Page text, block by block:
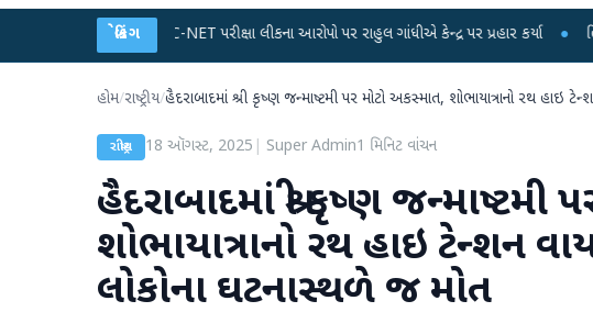
બ્રેકિંગ
UGC-NET પરીક્ષા લીકના આરોપો પર રાહુલ ગાંધીએ કેન્દ્ર પર પ્રહાર કર્યા ● હિંમતનગરમાં
હોમ/રાષ્ટ્રીય/હૈદરાબાદમાં શ્રી કૃષ્ણ જન્માષ્ટમી પર મોટો અકસ્માત, શોભાયાત્રાનો રથ હાઇ
રાષ્ટ્રીય 18 ઑગસ્ટ, 2025 Super Admin1 મિનિટ વાંચન
હૈદરાબાદમાં શ્રી કૃષ્ણ જન્માષ્ટમી
શોભાયાત્રાનો રથ હાઇ ટેન્શન
લોકોના ઘટનાસ્થળે જ મોત